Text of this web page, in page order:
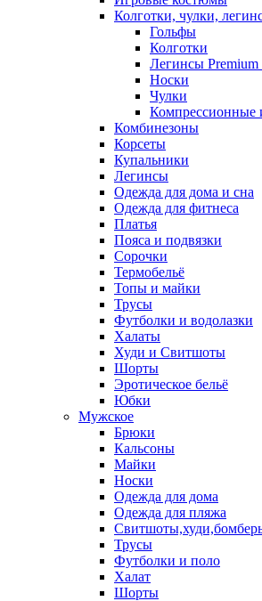
Колготки, чулки,
Гольфы
Колготки
Легинсы Premium
Носки
Чулки
Компрессионные
Комбинезоны
Корсеты
Купальники
Легинсы
Одежда для дома и сна
Одежда для фитнеса
Платья
Пояса и подвязки
Сорочки
Термобельё
Топы и майки
Трусы
Футболки и водолазки
Халаты
Худи и Свитшоты
Шорты
Эротическое бельё
Юбки
Мужское
Брюки
Кальсоны
Майки
Носки
Одежда для дома
Одежда для пляжа
Трусы
Футболки и поло
Халат
Шорты